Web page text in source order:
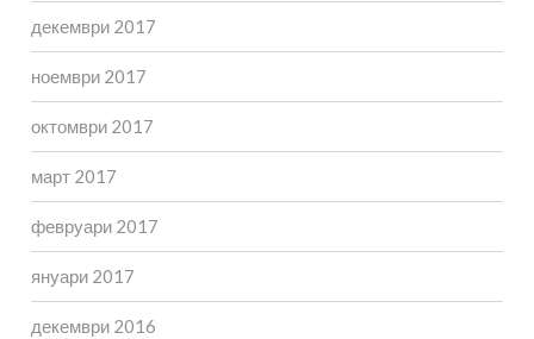
декември 2017
ноември 2017
октомври 2017
март 2017
февруари 2017
януари 2017
декември 2016